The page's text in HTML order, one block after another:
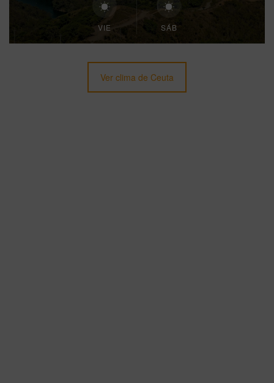
VIE SÁB
Ver clima de Ceuta